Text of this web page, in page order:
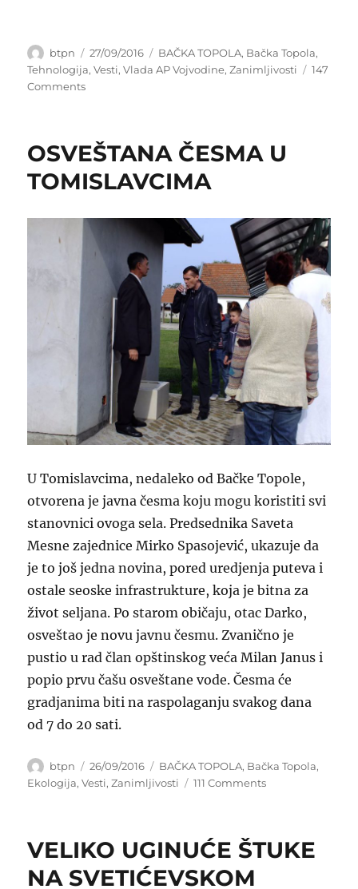
Author
btpn
Posted
on
27/09/2016 Categories
BAČKA TOPOLA, Bačka Topola,
Tehnologija,Vesti,Vlada AP Vojvodine,Zanimljivosti
147
Commentson
BAČKOTOPOLČANIMA
OSVEŠTANA ČESMA U
TOMISLAVCIMA
U Tomislavcima, nedaleko od Bačke Topole,
otvorena je javna česma koju mogu koristiti svi
stanovnici ovoga sela. Predsednika Saveta
Mesne zajednice Mirko Spasojević, ukazuje da
je to još jedna novina, pored uredjenja puteva i
ostale seoske infrastrukture, koja je bitna za
život seljana. Po starom običaju, otac Darko,
osveštao je novu javnu česmu. Zvanično je
pustio u rad član opštinskog veća Milan Janus i
popio prvu čašu osveštane vode. Česma će
gradjanima biti na raspolaganju svakog dana
od 7 do 20 sati.
Author
btpn
Posted
on
26/09/2016 Categories
BAČKA TOPOLA, Bačka Topola,
Ekologija,Vesti,Zanimljivosti 111 Commentson
TOMISLAVCIMA
VELIKO UGINUĆE ŠTUKE
NA SVETIĆEVSKOM